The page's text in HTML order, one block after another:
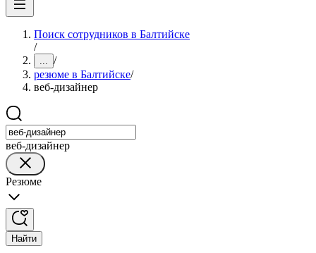
Поиск сотрудников в Балтийске
/
... /
резюме в Балтийске/
веб-дизайнер
веб-дизайнер
Резюме
Найти